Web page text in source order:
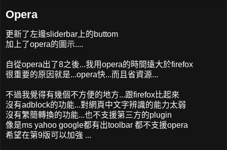
Opera
更新了左邊sliderbar上的buttom
加上了opera的圖示....
自從opera出了8之後...我用opera的時間遠大於firefox
很重要的原因就是...opera快...而且省資源...
不過我覺得有幾個不方便的地方...跟firefox比起來
沒有adblock的功能...對網頁中文字辨識的能力太弱
沒有繁簡轉換的功能...也不支援第三方的plugin
像是ms yahoo google都有出toolbar 都不支援opera
希望在第9版可以加強 ...